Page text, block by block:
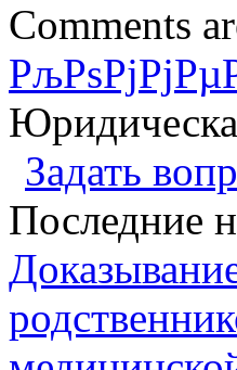
Comments
Задать
Последние